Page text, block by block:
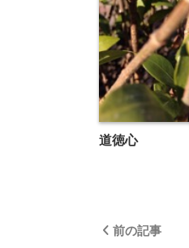
道徳心
前の記事